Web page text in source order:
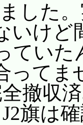
した
いけど
ていた
ってま
撤収
J2旗は